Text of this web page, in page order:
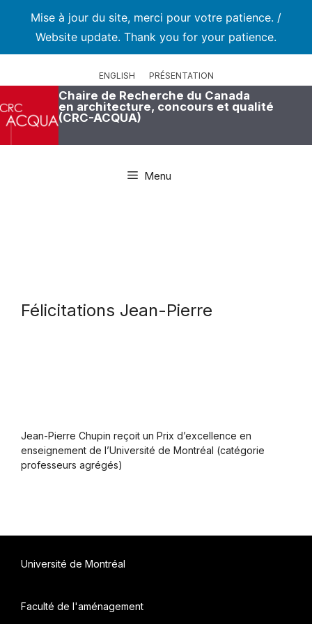
Mise à jour du site, merci pour votre patience. /
Website update. Thank you for your patience.
ENGLISH PRÉSENTATION
Chaire de Recherche du Canada
en architecture, concours et qualité
(CRC-ACQUA)
Menu
Félicitations Jean-Pierre
Jean-Pierre Chupin reçoit un Prix d’excellence en
enseignement de l’Université de Montréal (catégorie
professeurs agrégés)
Université de Montréal
Faculté de l'aménagement